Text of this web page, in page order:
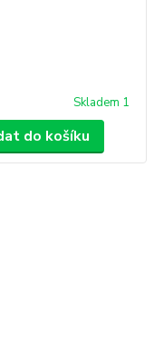
Skladem 1
do košíku